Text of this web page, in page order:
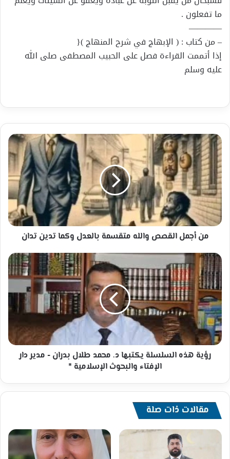
ما تفعلون .
————
– من كتاب : ( الإبهاج في شرح المنهاج ){
إذا أتممت القراءة فصل على الحبيب المصطفى صلى الله
عليه وسلم
من
أجمل
القصص
والله
متقسمة
بالعدل
وكما
تدين
تدان
من أجمل القصص والله متقسمة بالعدل وكما تدين تدان
رؤية
هذه
السلسلة
يكتبها
د.
محمد
طلال
بدران
-
مدير
والبحوث
*
رؤية هذه السلسلة يكتبها د. محمد طلال بدران - مدير دار
الإفتاء والبحوث الإسلامية *
مقالات ذات صلة